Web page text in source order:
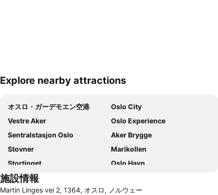
地図を拡大
Explore nearby attractions
オスロ・ガーデモエン空港
Oslo City
Vestre Aker
Oslo Experience
Sentralstasjon Oslo
Aker Brygge
Stovner
Marikollen
Stortinget
Oslo Havn
Vikersund Hoppsenter
施設情報
Martin Linges vei 2, 1364, オスロ, ノルウェー